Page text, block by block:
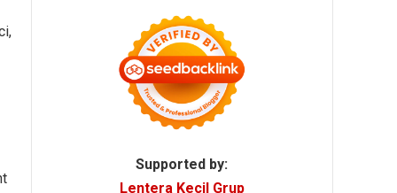
Supported by:
Lentera Kecil Grup